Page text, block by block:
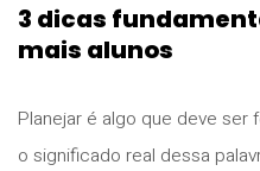
3 dicas
mais alunos
Planejar é algo que deve
o significado real dessa